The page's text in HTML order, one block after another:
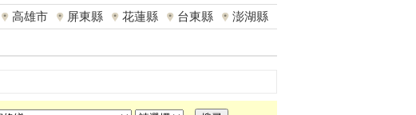
高雄市 屏東縣 花蓮縣 台東縣
澎湖縣